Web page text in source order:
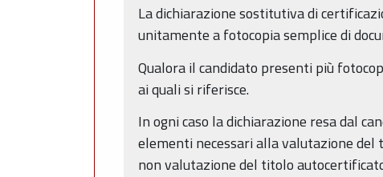
La dichiarazione sostitutiva di
unitamente a fotocopia semplice di
Qualora il candidato presenti più
ai quali si riferisce.
In ogni caso la dichiarazione resa dal
elementi necessari alla valutazione del
non valutazione del titolo